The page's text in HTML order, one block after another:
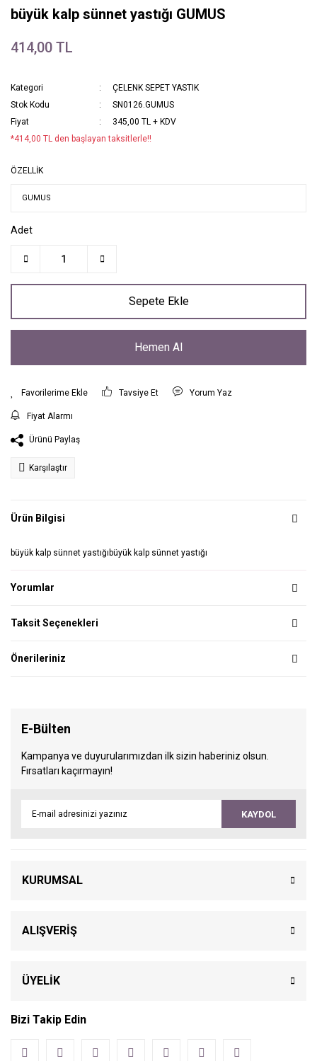
büyük kalp sünnet yastığı GUMUS
414,00 TL
Kategori
ÇELENK SEPET YASTIK
Stok Kodu
SN0126.GUMUS
Fiyat
345,00 TL + KDV
*414,00 TL den başlayan taksitlerle!!
ÖZELLİK
Adet
Sepete Ekle
Hemen Al
Tavsiye Et Yorum Yaz
Fiyat Alarmı
Ürünü Paylaş
Karşılaştır
Ürün Bilgisi
büyük kalp sünnet yastığıbüyük kalp sünnet yastığı
Yorumlar
Taksit Seçenekleri
Önerileriniz
E-Bülten
Kampanya ve duyurularımızdan ilk sizin haberiniz olsun.
Fırsatları kaçırmayın!
KAYDOL
KURUMSAL
ALIŞVERİŞ
ÜYELİK
Bizi Takip Edin